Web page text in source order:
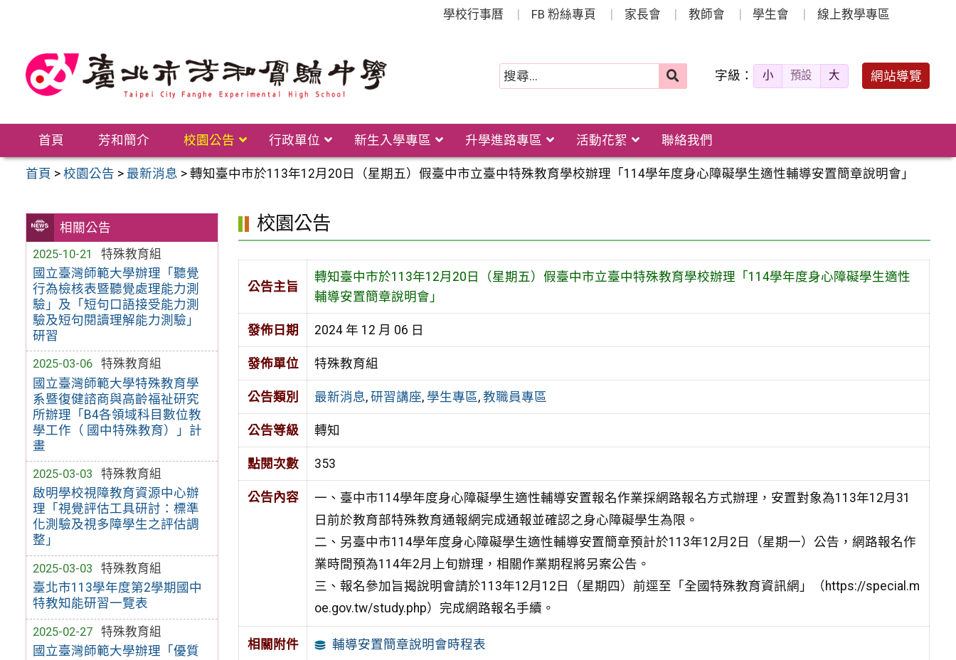
學校行事曆 FB 粉絲專頁 家長會 教師會 學生會 線上教學專區
字級： 小 預設 大 網站導覽
首頁 芳和簡介 校園公告 行政單位 新生入學專區 升學進路專區 活動花絮 聯絡我們
首頁 >校園公告 > 最新消息 >轉知臺中市於113年12月20日（星期五）假臺中市立臺中特殊教育學校辦理「114學年度身心障礙學生適性輔導安置簡章說明會」
相關公告
2025-10-21
特殊教育組
國立臺灣師範大學辦理「聽覺
行為檢核表暨聽覺處理能力測
驗」及「短句口語接受能力測
驗及短句閱讀理解能力測驗」
研習
2025-03-06
特殊教育組
國立臺灣師範大學特殊教育學
系暨復健諮商與高齡福祉研究
所辦理「B4各領域科目數位教
學工作（ 國中特殊教育）」計
畫
2025-03-03
特殊教育組
啟明學校視障教育資源中心辦
理「視覺評估工具研討：標準
化測驗及視多障學生之評估調
整」
2025-03-03
特殊教育組
臺北市113學年度第2學期國中
特教知能研習一覽表
2025-02-27
特殊教育組
國立臺灣師範大學辦理「優質
校園公告
公告主旨
轉知臺中市於113年12月20日（星期五）假臺中市立臺中特殊教育學校辦理「114學年度身心障礙學生適性
輔導安置簡章說明會」
發佈日期 2024 年 12 月 06 日
發佈單位 特殊教育組
公告類別 最新消息, 研習講座, 學生專區, 教職員專區
公告等級 轉知
點閱次數 353
公告內容
一、臺中市114學年度身心障礙學生適性輔導安置報名作業採網路報名方式辦理，安置對象為113年12月31
日前於教育部特殊教育通報網完成通報並確認之身心障礙學生為限。
二、另臺中市114學年度身心障礙學生適性輔導安置簡章預計於113年12月2日（星期一）公告，網路報名作
業時間預為114年2月上旬辦理，相關作業期程將另案公告。
三、報名參加旨揭說明會請於113年12月12日（星期四）前逕至「全國特殊教育資訊網」（https://special.m
oe.gov.tw/study.php）完成網路報名手續。
相關附件 輔導安置簡章說明會時程表